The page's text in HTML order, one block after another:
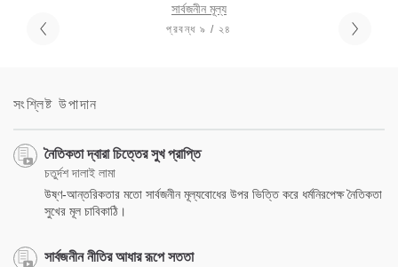
সার্বজনীন মূল্য
প্রবন্ধ ৯ / ২৪
সংশ্লিষ্ট উপাদান
নৈতিকতা দ্বারা চিত্তের সুখ প্রাপ্তি
চতুর্দশ দালাই লামা
উষ্ণ-আন্তরিকতার মতো সার্বজনীন মূল্যবোধের উপর ভিত্তি করে ধর্মনিরপেক্ষ নৈতিকতা
সুখের মূল চাবিকাঠি।
সার্বজনীন নীতির আধার রূপে সততা